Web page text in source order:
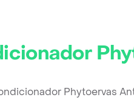
Phytoervas